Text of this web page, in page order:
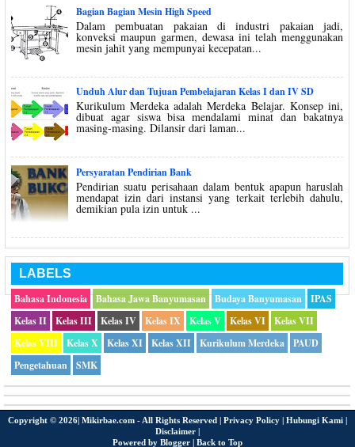
Bagian Bagian Mesin High Speed
Dalam pembuatan pakaian di industri pakaian jadi,
konveksi maupun garmen, dewasa ini telah menggunakan
mesin jahit yang mempunyai kecepatan...
Unduh Alur dan Tujuan Pembelajaran Kelas I dan IV SD
Kurikulum Merdeka adalah Merdeka Belajar. Konsep ini,
dibuat agar siswa bisa mendalami minat dan bakatnya
masing-masing. Dilansir dari laman...
Persyaratan Pendirian Bank
Pendirian suatu perisahaan dalam bentuk apapun haruslah
mendapat izin dari instansi yang terkait terlebih dahulu,
demikian pula izin untuk ...
LABELS
Bahasa Indonesia
Bahasa Jawa Banyumasan Budaya Banyumasan
IPAS
Kelas II
Kelas III Kelas IV Kelas IX Kelas V Kelas VI
Kelas VII
Kelas VIII
Kelas X Kelas XI Kelas XII Kurikulum Merdeka
PAUD
Pengetahuan
SMK
Copyright © 2026| Mikirbae.com - All Rights Reserved | Privacy Policy | Hubungi Kami |
Disclaimer |
Powered by Blogger | Back to Top